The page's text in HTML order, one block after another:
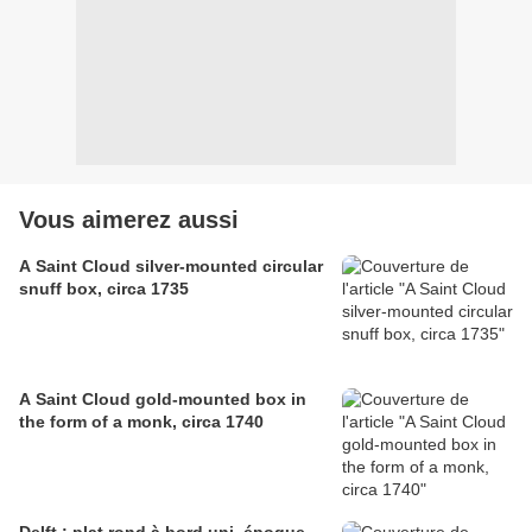
Vous aimerez aussi
A Saint Cloud silver-mounted circular
snuff box, circa 1735
A Saint Cloud gold-mounted box in
the form of a monk, circa 1740